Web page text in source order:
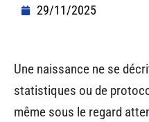
29/11/2025
Une naissance ne se
statistiques ou de
même sous le regard